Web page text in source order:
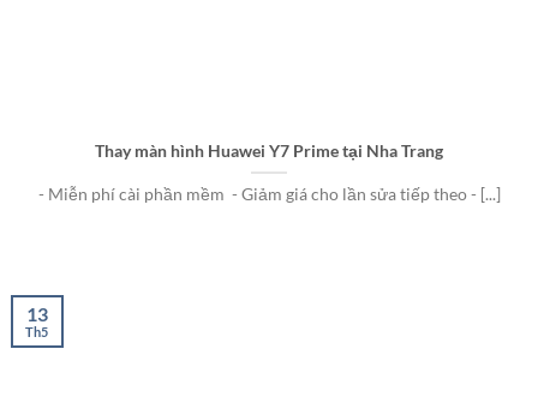
Thay màn hình Huawei Y7 Prime tại Nha Trang
- Miễn phí cài phần mềm - Giảm giá cho lần sửa tiếp theo - [...]
13
Th5